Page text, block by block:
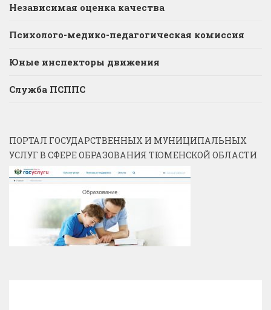
Независимая оценка качества
Психолого-медико-педагогическая комиссия
Юные инспекторы движения
Служба ПСППС
ПОРТАЛ ГОСУДАРСТВЕННЫХ И МУНИЦИПАЛЬНЫХ
УСЛУГ В СФЕРЕ ОБРАЗОВАНИЯ ТЮМЕНСКОЙ ОБЛАСТИ